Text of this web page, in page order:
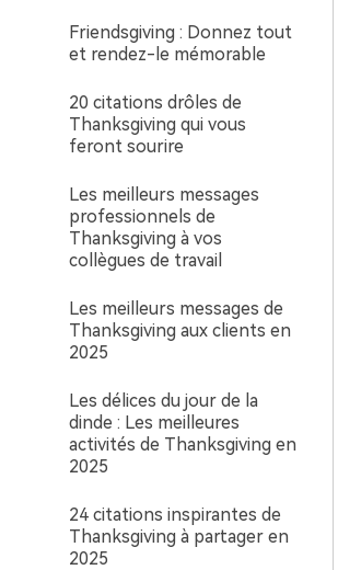
Friendsgiving : Donnez tout
et rendez-le mémorable
20 citations drôles de
Thanksgiving qui vous
feront sourire
Les meilleurs messages
professionnels de
Thanksgiving à vos
collègues de travail
Les meilleurs messages de
Thanksgiving aux clients en
2025
Les délices du jour de la
dinde : Les meilleures
activités de Thanksgiving en
2025
24 citations inspirantes de
Thanksgiving à partager en
2025